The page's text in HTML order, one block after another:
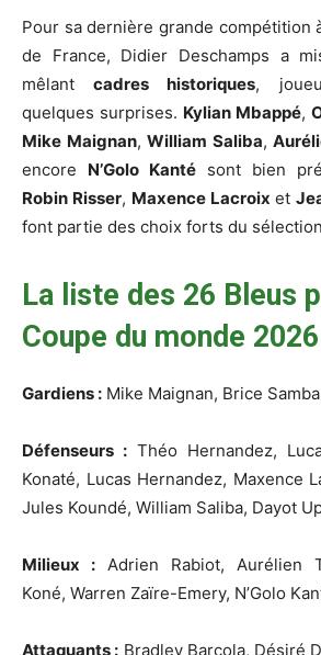
Pour sa dernière grande compétition
de France, Didier Deschamps a
mêlantcadres historiques,
quelques surprises. Kylian Mbappé,
Mike Maignan, William Saliba,
encore N’Golo Kanté sont bien
Robin Risser, Maxence Lacroix et
font partie des choix forts du
La liste des 26 Bleus
Coupe du monde 2026
Gardiens : Mike Maignan, Brice
Défenseurs : Théo Hernandez,
Konaté, Lucas Hernandez, Maxence
Jules Koundé, William Saliba, Dayot
Milieux : Adrien Rabiot, Aurélien
Koné, Warren Zaïre-Emery, N’Golo
Attaquants : Bradley Barcola, Désiré